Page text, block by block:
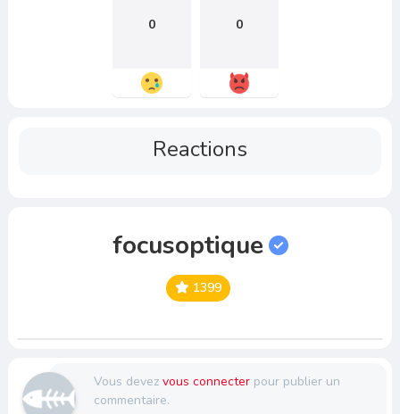
0 0
Reactions
focusoptique
1399
Vous devez vous connecterpour publier un
commentaire.